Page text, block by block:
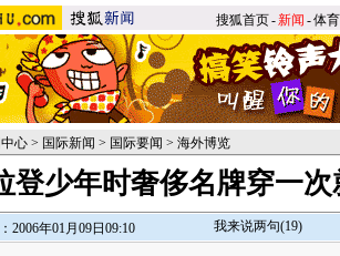
搜狐首页-新闻 -体育
心 > 国际新闻 > 国际要闻 > 海外博览
登少年时奢侈名牌穿一
2006年01月09日09:10 我来说两句(19)